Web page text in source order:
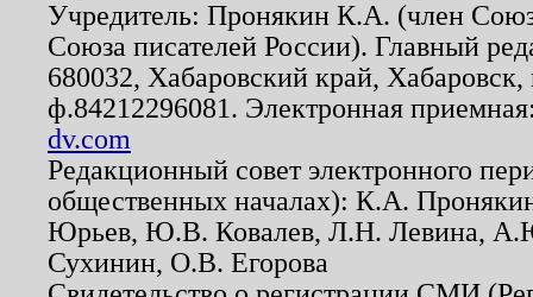
Учредитель: Пронякин К.А. (член
Союза писателей России). Главный
680032, Хабаровский край,
ф.84212296081. Электронная
dv.com
Редакционный совет электронного
общественных началах): К.А.
Юрьев, Ю.В. Ковалев, Л.Н. Левина,
Сухинин, О.В. Егорова